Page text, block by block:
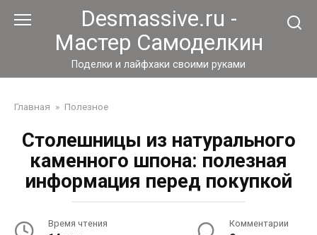
Desmassive.ru -
Мастер Самоделкин
Поделки и лайфхаки своими руками
Главная » Полезное
Столешницы из натурального
каменного шпона: полезная
информация перед покупкой
Время чтения Комментарии